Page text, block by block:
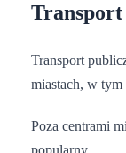
Transport
miastach, w
Poza centrami